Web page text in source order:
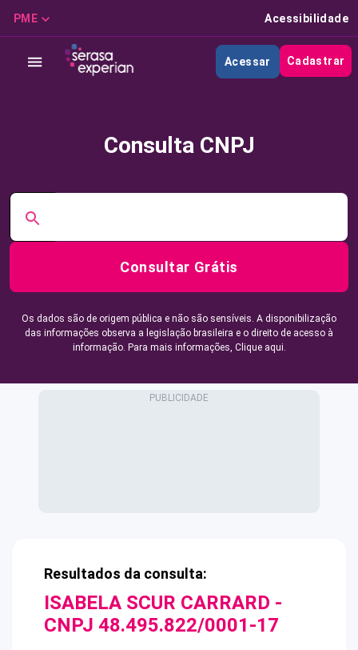
PME Acessibilidade
Acessar Cadastrar
Consulta CNPJ
Consultar Grátis
Os dados são de origem pública e não são sensíveis. A disponibilização
das informações observa a legislação brasileira e o direito de acesso à
informação. Para mais informações, Clique aqui.
Resultados da consulta:
ISABELA SCUR CARRARD -
CNPJ 48.495.822/0001-17